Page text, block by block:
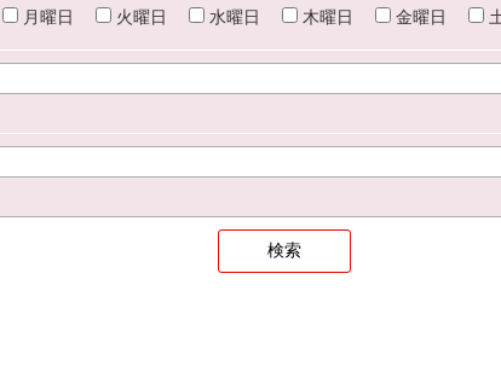
月曜日 火曜日 水曜日 木曜日 金曜日